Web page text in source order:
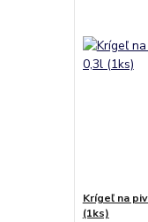
Krígeľ na
(1ks)